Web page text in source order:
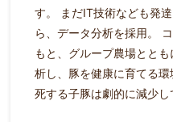
す。
まだIT技術なども発
ら、データ分析を採用。
もと、グループ農場とと
析し、豚を健康に育てる
死する子豚は劇的に減少し